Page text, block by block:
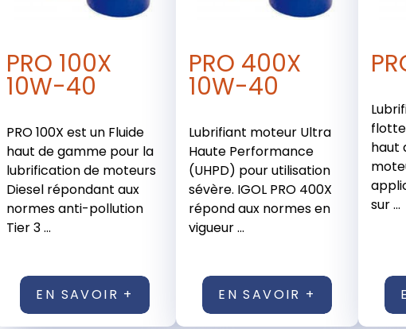
PRO 100X
10W-40
PRO 100X est un Fluide
haut de gamme pour la
lubrification de moteurs
Diesel répondant aux
normes anti-pollution
Tier 3 ...
EN SAVOIR +
PRO 400X
10W-40
Lubrifiant moteur Ultra
Haute Performance
(UHPD) pour utilisation
sévère. IGOL PRO 400X
répond aux normes en
vigueur ...
EN SAVOIR +
haut
sur ...